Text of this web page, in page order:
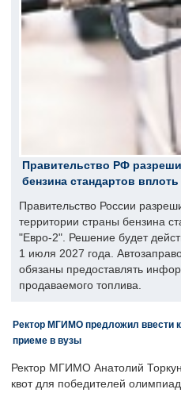
Правительство РФ
бензина стандартов
Правительство России
территории страны бензина
"Евро-2". Решение будет
1 июля 2027 года.
обязаны предоставлять
продаваемого топлива.
Ректор МГИМО предложил ввести
приеме в вузы
Ректор МГИМО Анатолий
квот для победителей